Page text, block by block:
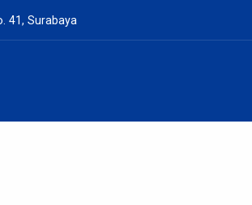
41, Surabaya